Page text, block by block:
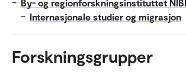
– By- og regionforskningsinstituttet
– Internasjonale studier og migrasjon
Forskningsgrupper